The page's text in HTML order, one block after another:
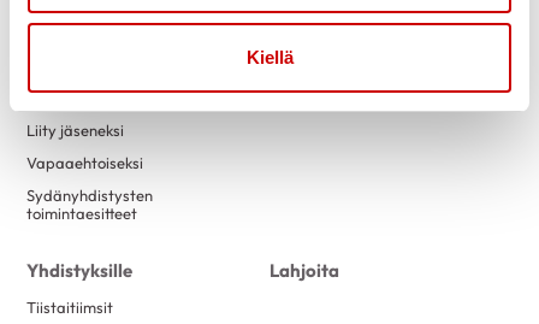
Kiellä
Tapahtumakalenteri
mittaustoiminta
Liity jäseneksi
Vapaaehtoiseksi
Sydänyhdistysten
toimintaesitteet
Laskutustiedot
Yritysyhteistyö
Yhdistyksille
Tiistaitiimsit
Lahjoita